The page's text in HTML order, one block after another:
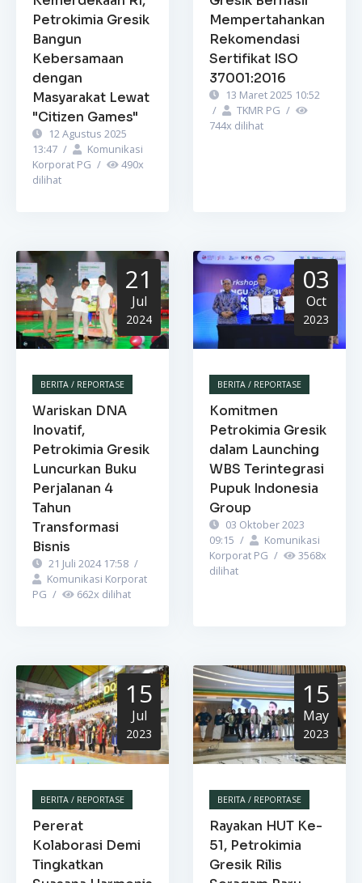
Petrokimia Gresik
Bangun
Kebersamaan
dengan
Masyarakat Lewat
"Citizen Games"
12 Agustus 2025
13:47 /
Komunikasi
Korporat PG / 490x
dilihat
Mempertahankan
Rekomendasi
Sertifikat ISO
37001:2016
13 Maret 2025 10:52
/
TKMR PG /
744x dilihat
21
Jul
2024
BERITA / REPORTASE
Wariskan DNA
Inovatif,
Petrokimia Gresik
Luncurkan Buku
Perjalanan 4
Tahun
Transformasi
Bisnis
21 Juli 2024 17:58 /
Komunikasi Korporat
PG / 662x dilihat
03
Oct
2023
BERITA / REPORTASE
Komitmen
Petrokimia Gresik
dalam Launching
WBS Terintegrasi
Pupuk Indonesia
Group
03 Oktober 2023
09:15 /
Komunikasi
Korporat PG / 3568x
dilihat
15
Jul
2023
BERITA / REPORTASE
Pererat
Kolaborasi Demi
Tingkatkan
15
May
2023
BERITA / REPORTASE
Rayakan HUT Ke-
51, Petrokimia
Gresik Rilis